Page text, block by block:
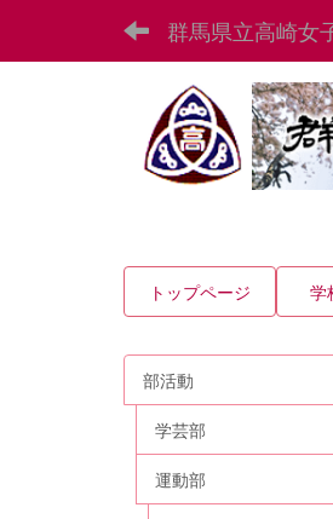
群馬県立高崎女
トップページ 学
部活動
学芸部
運動部